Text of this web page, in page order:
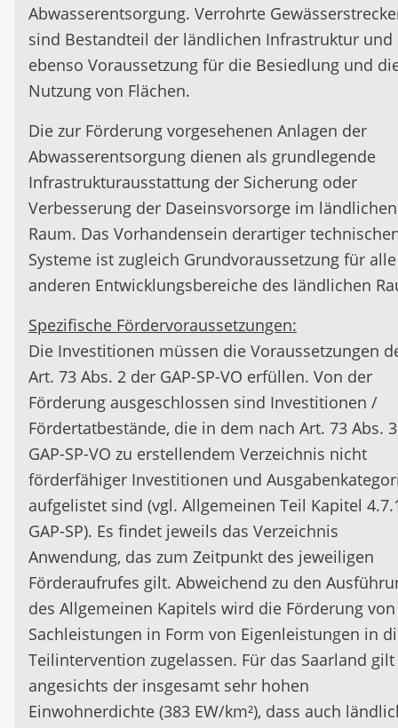
Abwasserentsorgung. Verrohrte
sind Bestandteil der ländlichen Infrastruktur und
ebenso Voraussetzung für die Besiedlung und
Nutzung von Flächen.
Die zur Förderung vorgesehenen Anlagen der
Abwasserentsorgung dienen als grundlegende
Infrastrukturausstattung der Sicherung oder
Verbesserung der Daseinsvorsorge im ländlichen
Raum. Das Vorhandensein derartiger
Systeme ist zugleich Grundvoraussetzung für alle
anderen Entwicklungsbereiche des ländlichen
Spezifische Fördervoraussetzungen:
Die Investitionen müssen die Voraussetzungen
Art. 73 Abs. 2 der GAP-SP-VO erfüllen. Von der
Förderung ausgeschlossen sind Investitionen /
Fördertatbestände, die in dem nach Art. 73 Abs.
GAP-SP-VO zu erstellendem Verzeichnis nicht
förderfähiger Investitionen und
aufgelistet sind (vgl. Allgemeinen Teil Kapitel
GAP-SP). Es findet jeweils das Verzeichnis
Anwendung, das zum Zeitpunkt des jeweiligen
Förderaufrufes gilt. Abweichend zu den
des Allgemeinen Kapitels wird die Förderung von
Sachleistungen in Form von Eigenleistungen in
Teilintervention zugelassen. Für das Saarland gilt
angesichts der insgesamt sehr hohen
Einwohnerdichte (383 EW/km²), dass auch